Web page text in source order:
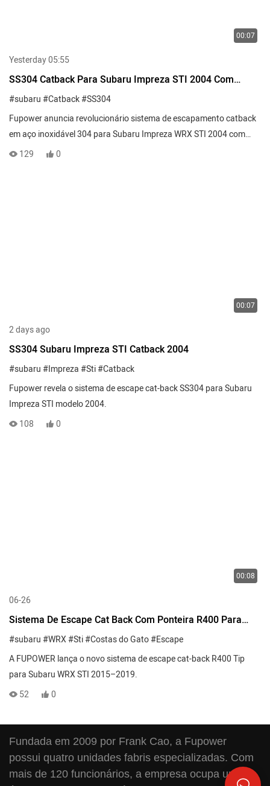
00:07
Yesterday 05:55
SS304 Catback Para Subaru Impreza STI 2004 Com
Válvulas
#subaru#Catback#SS304
Fupower anuncia revolucionário sistema de escapamento catback
em aço inoxidável 304 para Subaru Impreza WRX STI 2004 com
tecnologia de válvula integrada. 28 de janeiro de 2026 – Xangai,
129 0
00:07
2 days ago
SS304 Subaru Impreza STI Catback 2004
#subaru#Impreza#Sti#Catback
Fupower revela o sistema de escape cat-back SS304 para Subaru
Impreza STI modelo 2004.
108
0
00:08
06-26
Sistema De Escape Cat Back Com Ponteira R400 Para
Subaru WRX STI 2015-2019
#subaru#WRX#Sti#Costas do Gato#Escape
A FUPOWER lança o novo sistema de escape cat-back R400 Tip
para Subaru WRX STI 2015–2019.
52
0
Fundada em 2009 por Frank Cao, a Fupower
possui quatro unidades fabris especializadas. Com
mais de 120 funcionários, a empresa ocupa uma